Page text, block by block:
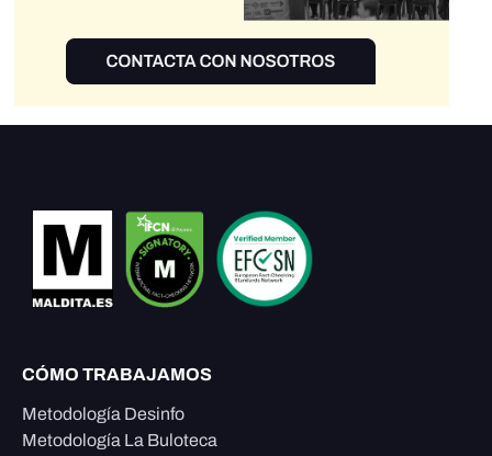
CÓMO TRABAJAMOS
Metodología Desinfo
Metodología La Buloteca